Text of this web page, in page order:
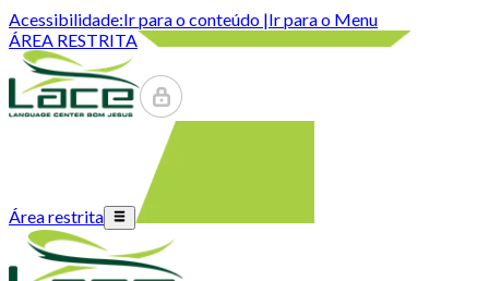
Acessibilidade:Ir para o conteúdo |Ir para o Menu
ÁREA RESTRITA
Área restrita